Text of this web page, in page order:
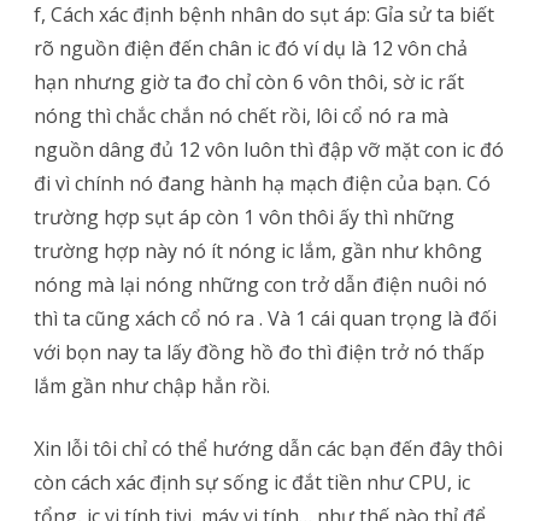
f, Cách xác định bệnh nhân do sụt áp: Gỉa sử ta biết
rõ nguồn điện đến chân ic đó ví dụ là 12 vôn chả
hạn nhưng giờ ta đo chỉ còn 6 vôn thôi, sờ ic rất
nóng thì chắc chắn nó chết rồi, lôi cổ nó ra mà
nguồn dâng đủ 12 vôn luôn thì đập vỡ mặt con ic đó
đi vì chính nó đang hành hạ mạch điện của bạn. Có
trường hợp sụt áp còn 1 vôn thôi ấy thì những
trường hợp này nó ít nóng ic lắm, gần như không
nóng mà lại nóng những con trở dẫn điện nuôi nó
thì ta cũng xách cổ nó ra . Và 1 cái quan trọng là đối
với bọn nay ta lấy đồng hồ đo thì điện trở nó thấp
lắm gần như chập hẳn rồi.
Xin lỗi tôi chỉ có thể hướng dẫn các bạn đến đây thôi
còn cách xác định sự sống ic đắt tiền như CPU, ic